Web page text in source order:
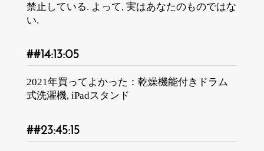
禁止している. よって, 実はあなたのものではな
い.
14:13:05
2021年買ってよかった：乾燥機能付きドラム
式洗濯機, iPadスタンド
23:45:15